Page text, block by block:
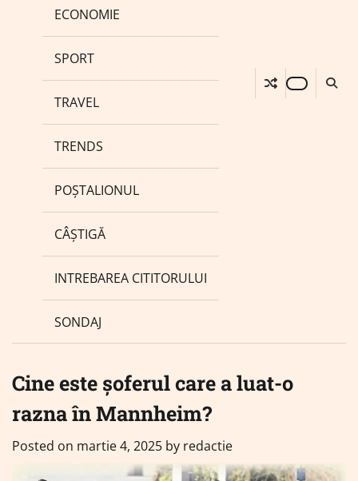
ECONOMIE
SPORT
TRAVEL
TRENDS
POȘTALIONUL
CÂȘTIGĂ
INTREBAREA CITITORULUI
SONDAJ
Cine este șoferul care a luat-o
razna în Mannheim?
Posted on martie 4, 2025 by redactie